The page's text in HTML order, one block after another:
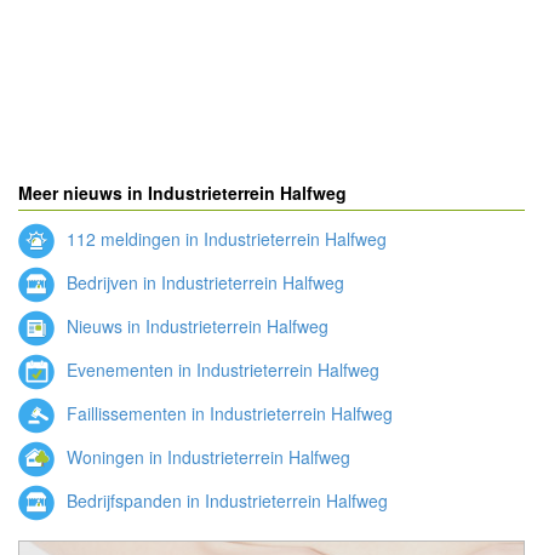
Meer nieuws in Industrieterrein Halfweg
112 meldingen in Industrieterrein Halfweg
Bedrijven in Industrieterrein Halfweg
Nieuws in Industrieterrein Halfweg
Evenementen in Industrieterrein Halfweg
Faillissementen in Industrieterrein Halfweg
Woningen in Industrieterrein Halfweg
Bedrijfspanden in Industrieterrein Halfweg